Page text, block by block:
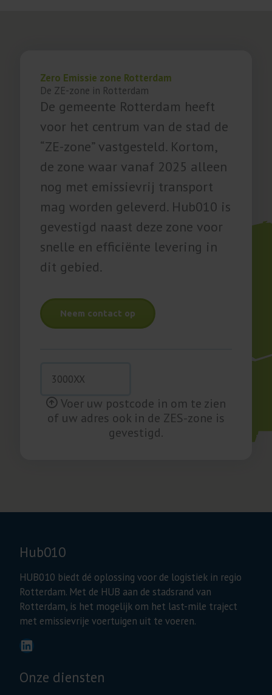
Zero Emissie zone Rotterdam
De ZE-zone in Rotterdam
De gemeente Rotterdam heeft
voor het centrum van de stad de
“ZE-zone” vastgesteld. Kortom,
de zone waar vanaf 2025 alleen
nog met emissievrij transport
mag worden geleverd. Hub010 is
gevestigd naast deze zone voor
snelle en efficiënte levering in
dit gebied.
Neem contact op
Voer uw postcode in om te zien
of uw adres ook in de ZES-zone is
gevestigd.
Hub010
HUB010 biedt dé oplossing voor de logistiek in regio
Rotterdam. Met de HUB aan de stadsrand van
Rotterdam, is het mogelijk om het last-mile traject
met emissievrije voertuigen uit te voeren.
LinkedIn
Onze diensten